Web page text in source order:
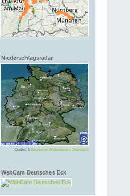
Niederschlagsradar
Quelle: © Deutscher Wetterdienst, Offenbach
WebCam Deutsches Eck